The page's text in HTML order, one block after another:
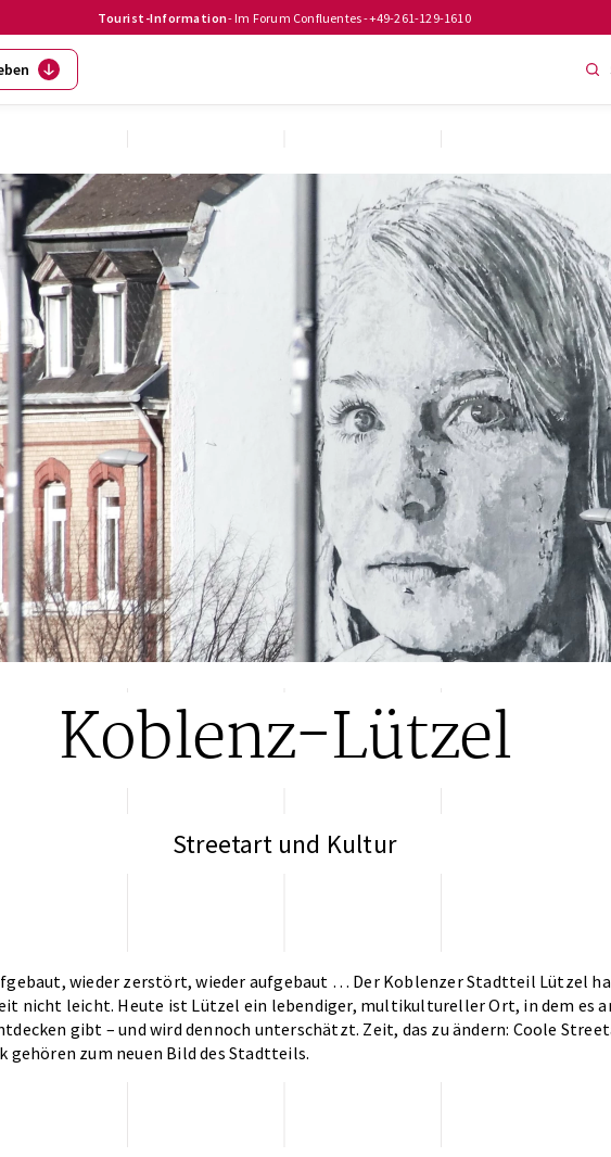
Tourist-Information- Im Forum Confluentes -+49-261-129-1610
Koblenz-Lützel
Streetart und Kultur
wieder zerstört, wieder aufgebaut … Der Koblenzer Stadtteil Lützel
nicht leicht. Heute ist Lützel ein lebendiger, multikultureller Ort, in dem es
gibt – und wird dennoch unterschätzt. Zeit, das zu ändern: Coole
gehören zum neuen Bild des Stadtteils.